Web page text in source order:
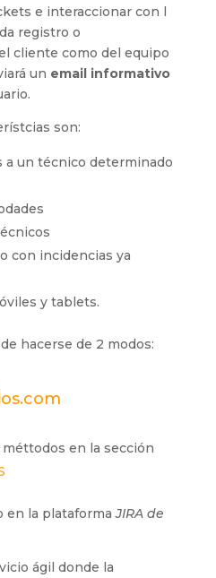
e interaccionar con l
registro o
cliente como del equipo
un email informativo
son:
a un técnico determinado
con incidencias ya
y tablets.
hacerse de 2 modos:
en la sección
en la plataforma JIRA de
ágil donde la